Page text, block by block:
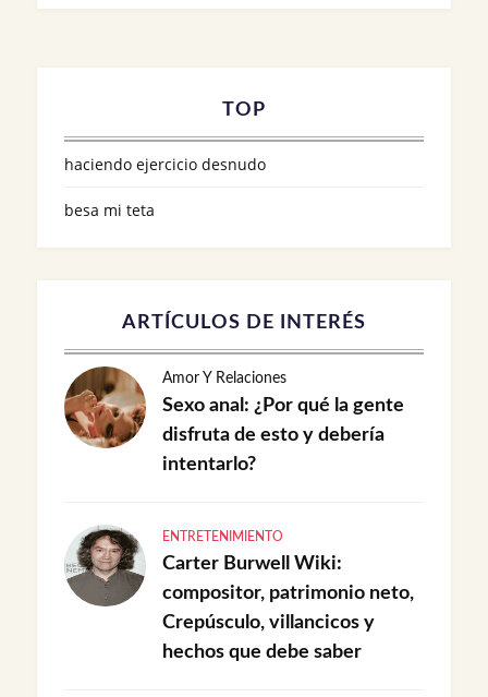
TOP
haciendo ejercicio desnudo
besa mi teta
ARTÍCULOS DE INTERÉS
Amor Y Relaciones
Sexo anal: ¿Por qué la gente
disfruta de esto y debería
intentarlo?
ENTRETENIMIENTO
Carter Burwell Wiki:
compositor, patrimonio neto,
Crepúsculo, villancicos y
hechos que debe saber